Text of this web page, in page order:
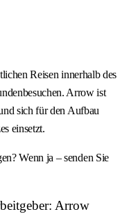
Reisen innerhalb des
Arrow ist
sich für den Aufbau
einsetzt.
Wenn ja – senden Sie
Arrow